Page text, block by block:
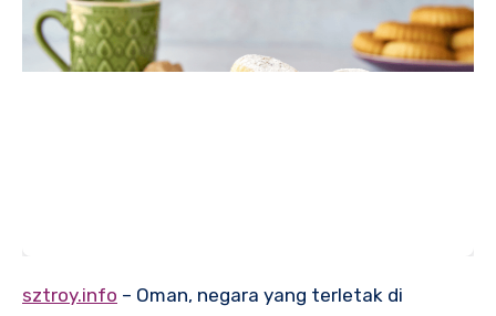
sztroy.info – Oman, negara yang terletak di